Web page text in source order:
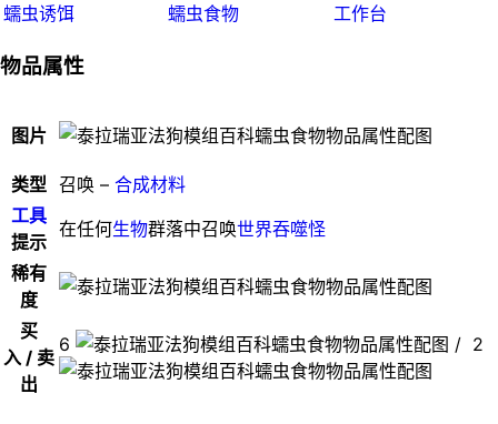
蠕虫诱饵 蠕虫食物 工作台
物品属性
图片
类型 召唤 – 合成材料
工具
提示
在任何生物群落中召唤世界吞噬怪
稀有
度
买
入 / 卖
出
6 / 2